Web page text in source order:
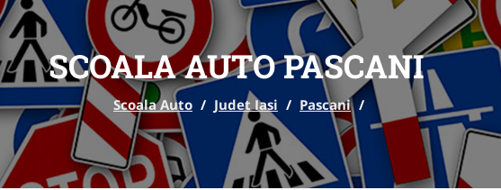
SCOALA AUTO PASCANI
Scoala Auto / Judet Iasi / Pascani /